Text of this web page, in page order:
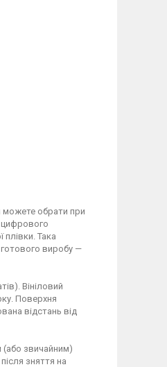
можете обрати при
цифрового
Така
готового виробу —
Вініловий
Поверхня
відстань від
(або звичайним)
зняття на